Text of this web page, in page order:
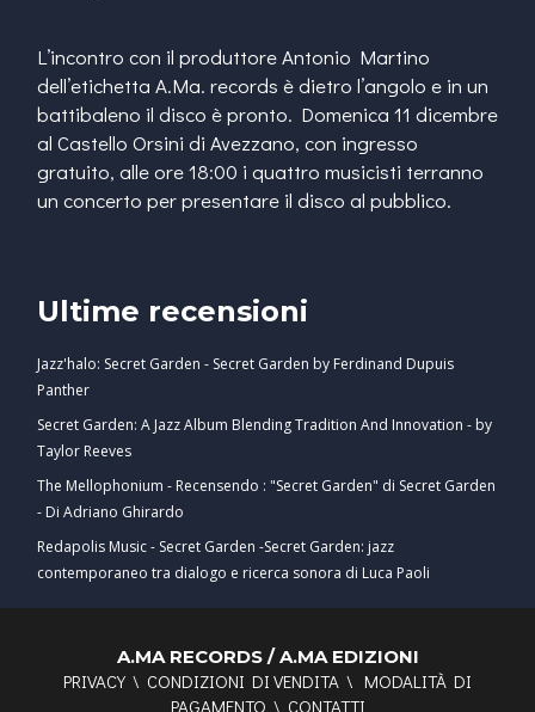
L’incontro con il produttore Antonio Martino
dell’etichetta A.Ma. records è dietro l’angolo e in un
battibaleno il disco è pronto. Domenica 11 dicembre
al Castello Orsini di Avezzano, con ingresso
gratuito, alle ore 18:00 i quattro musicisti terranno
un concerto per presentare il disco al pubblico.
Ultime recensioni
Jazz'halo: Secret Garden - Secret Garden by Ferdinand Dupuis
Panther
Secret Garden: A Jazz Album Blending Tradition And Innovation - by
Taylor Reeves
The Mellophonium - Recensendo : "Secret Garden" di Secret Garden
- Di Adriano Ghirardo
Redapolis Music - Secret Garden -Secret Garden: jazz
contemporaneo tra dialogo e ricerca sonora di Luca Paoli
A.MA RECORDS / A.MA EDIZIONI
PRIVACY \ CONDIZIONI DI VENDITA \ MODALITÀ DI
PAGAMENTO \ CONTATTI